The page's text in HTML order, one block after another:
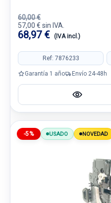
60,00 €
57,00 € sin IVA.
68,97 € (IVA incl.)
Ref: 7876233
Garantía 1 año Envío 24-48h
-5% USADO NOVEDAD